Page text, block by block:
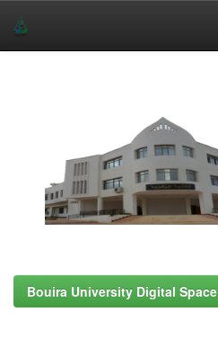
Bouira University Digital Space